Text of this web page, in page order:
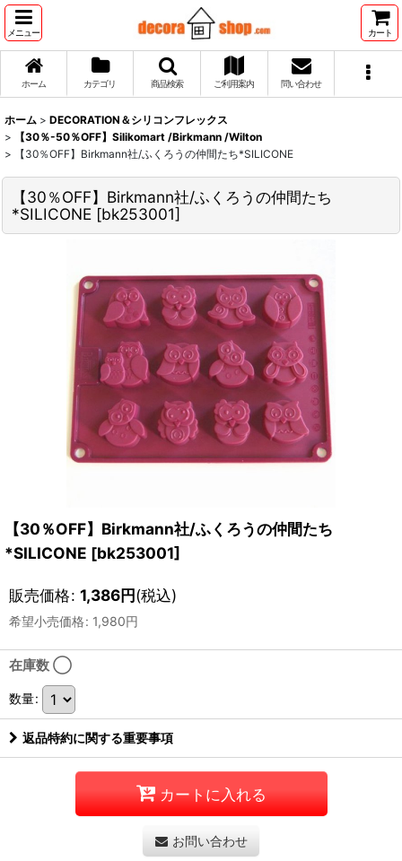
メニュー カート
ホーム カテゴリ 商品検索 ご利用案内 問い合わせ
ホーム > DECORATION＆シリコンフレックス
>
【30％-50％OFF】Silikomart /Birkmann /Wilton
>
【30％OFF】Birkmann社/ふくろうの仲間たち*SILICONE
【30％OFF】Birkmann社/ふくろうの仲間たち
*SILICONE [bk253001]
【30％OFF】Birkmann社/ふくろうの仲間たち
*SILICONE [bk253001]
販売価格: 1,386円(税込)
希望小売価格: 1,980円
在庫数 ◯
数量:
返品特約に関する重要事項
カートに入れる
お問い合わせ